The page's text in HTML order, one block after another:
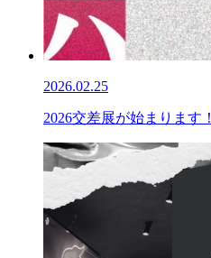
2026.02.25
2026交差展が始まります！